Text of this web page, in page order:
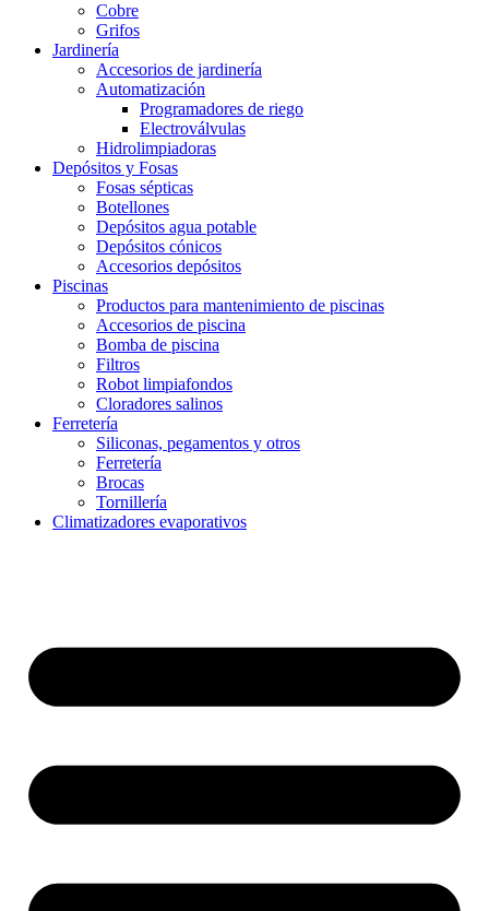
Cobre
Grifos
Jardinería
Accesorios de jardinería
Automatización
Programadores de riego
Electroválvulas
Hidrolimpiadoras
Depósitos y Fosas
Fosas sépticas
Botellones
Depósitos agua potable
Depósitos cónicos
Accesorios depósitos
Piscinas
Productos para mantenimiento de piscinas
Accesorios de piscina
Bomba de piscina
Filtros
Robot limpiafondos
Cloradores salinos
Ferretería
Siliconas, pegamentos y otros
Ferretería
Brocas
Tornillería
Climatizadores evaporativos